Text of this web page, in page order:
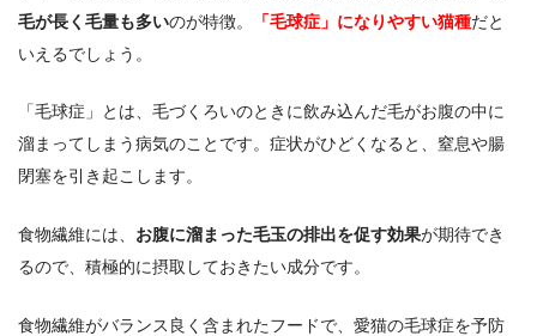
毛が長く毛量も多いのが特徴。 「毛球症」になりやすい猫種だと
いえるでしょう。
「毛球症」とは、毛づくろいのときに飲み込んだ毛がお腹の中に
溜まってしまう病気のことです。症状がひどくなると、窒息や腸
閉塞を引き起こします。
食物繊維には、 お腹に溜まった毛玉の排出を促す効果が期待でき
るので、積極的に摂取しておきたい成分です。
食物繊維がバランス良く含まれたフードで、愛猫の毛球症を予防